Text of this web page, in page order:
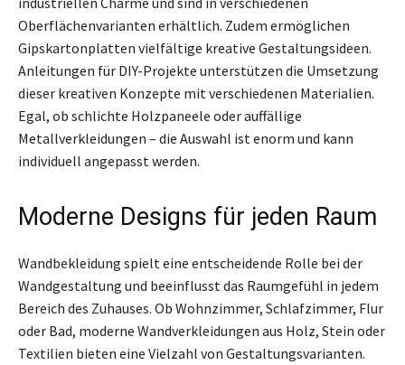
Oberflächenvarianten erhältlich. Zudem ermöglichen
Gipskartonplatten vielfältige kreative Gestaltungsideen.
Anleitungen für DIY-Projekte unterstützen die Umsetzung
dieser kreativen Konzepte mit verschiedenen Materialien.
Egal, ob schlichte Holzpaneele oder auffällige
Metallverkleidungen – die Auswahl ist enorm und kann
individuell angepasst werden.
Moderne Designs für jeden Raum
Wandbekleidung spielt eine entscheidende Rolle bei der
Wandgestaltung und beeinflusst das Raumgefühl in jedem
Bereich des Zuhauses. Ob Wohnzimmer, Schlafzimmer, Flur
oder Bad, moderne Wandverkleidungen aus Holz, Stein oder
Textilien bieten eine Vielzahl von Gestaltungsvarianten.